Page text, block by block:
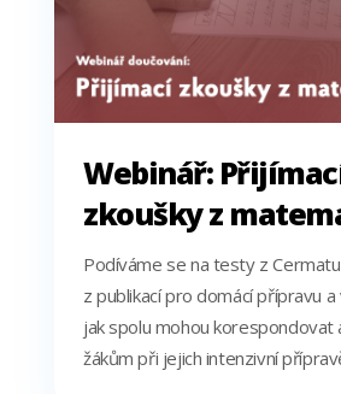
Webinář:
zkoušky z
Podíváme se na testy z
z publikací pro domácí přípravu
jak spolu mohou korespondovat
žákům při jejich intenzivní